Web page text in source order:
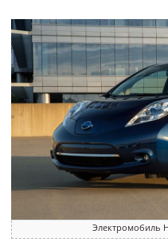
Электромобиль